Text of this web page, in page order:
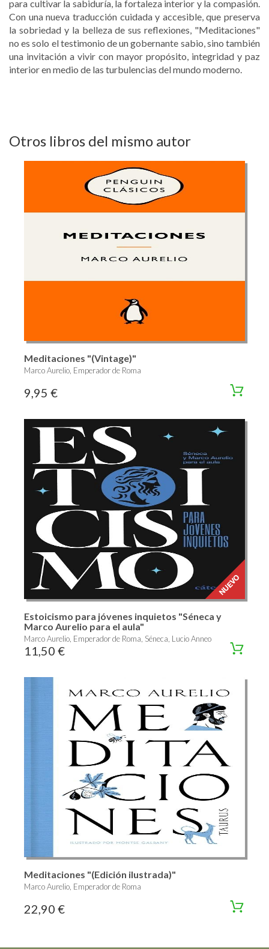
para cultivar la sabiduría, la fortaleza interior y la compasión.
Con una nueva traducción cuidada y accesible, que preserva
la sobriedad y la belleza de sus reflexiones, "Meditaciones"
no es solo el testimonio de un gobernante sabio, sino también
una invitación a vivir con mayor propósito, integridad y paz
interior en medio de las turbulencias del mundo moderno.
Otros libros del mismo autor
Meditaciones "(Vintage)"
Marco Aurelio, Emperador de Roma
9,95 €
Estoicismo para jóvenes inquietos "Séneca y
Marco Aurelio para el aula"
Marco Aurelio, Emperador de Roma, Séneca, Lucio Anneo
11,50 €
Meditaciones "(Edición ilustrada)"
Marco Aurelio, Emperador de Roma
22,90 €